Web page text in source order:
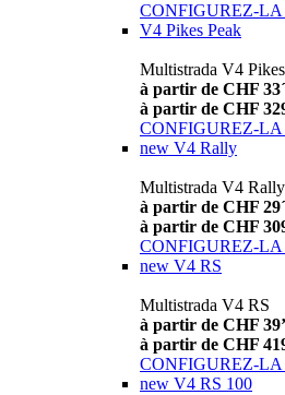
CONFIGUREZ-LA
V4 Pikes Peak
Multistrada V4
à partir de CHF
à partir de CHF
CONFIGUREZ-LA
new V4 Rally
Multistrada V4 Rally
à partir de CHF
à partir de CHF
CONFIGUREZ-LA
new V4 RS
Multistrada V4 RS
à partir de CHF
à partir de CHF
CONFIGUREZ-LA
new V4 RS 100